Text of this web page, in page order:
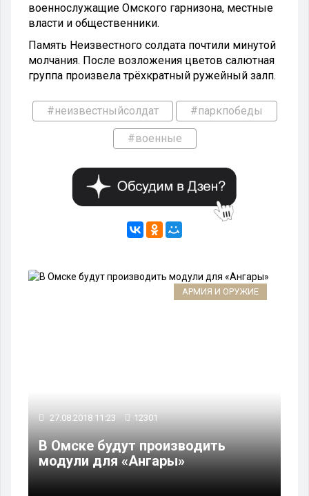
военнослужащие Омского гарнизона, местные
власти и общественники.
Память Неизвестного солдата почтили минутой
молчания. После возложения цветов салютная
группа произвела трёхкратный ружейный залп.
#неизвестныйсолдат #паркпобеды
#военные
АРМИЯ И ОРУЖИЕ
27.08.2018 11:23 12301
В Омске будут производить
модули для «Ангары»